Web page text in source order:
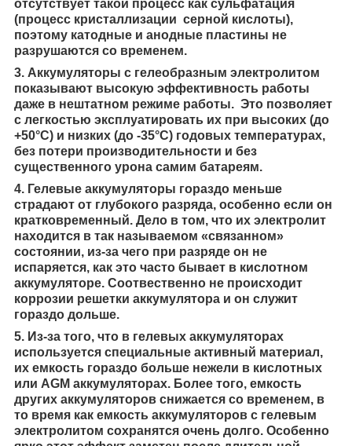
отсутствует такой процесс как сульфатация
(процесс кристаллизации серной кислоты),
поэтому катодные и анодные пластины не
разрушаются со временем.
3. Аккумуляторы с гелеобразным электролитом
показывают высокую эффективность работы
даже в нештатном режиме работы. Это позволяет
с легкостью эксплуатировать их при высоких (до
+50°C) и низких (до -35°C) годовых температурах,
без потери производительности и без
существенного урона самим батареям.
4. Гелевые аккумуляторы гораздо меньше
страдают от глубокого разряда, особенно если он
кратковременный. Дело в том, что их электролит
находится в так называемом «связанном»
состоянии, из-за чего при разряде он не
испаряется, как это часто бывает в кислотном
аккумуляторе. Соотвественно не происходит
коррозии решетки аккумулятора и он служит
гораздо дольше.
5. Из-за того, что в гелевых аккумуляторах
используется специальные активный материал,
их емкость гораздо больше нежели в кислотных
или AGM аккумуляторах. Более того, емкость
других аккумуляторов снижается со временем, в
то время как емкость аккумуляторов с гелевым
электролитом сохранятся очень долго. Особенно